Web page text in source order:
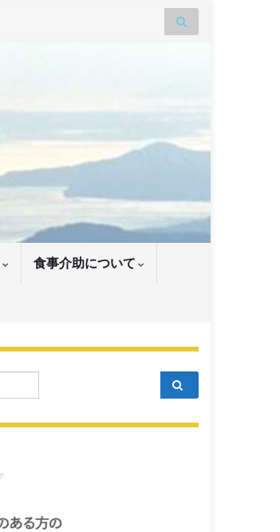
食事介助について